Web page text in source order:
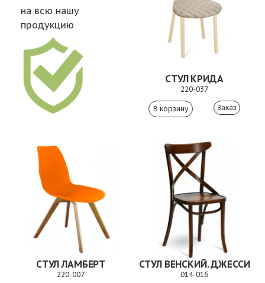
на всю нашу
продукцию
СТУЛ КРИДА
220-037
Заказ
СТУЛ ЛАМБЕРТ
220-007
СТУЛ ВЕНСКИЙ. ДЖЕССИ
014-016